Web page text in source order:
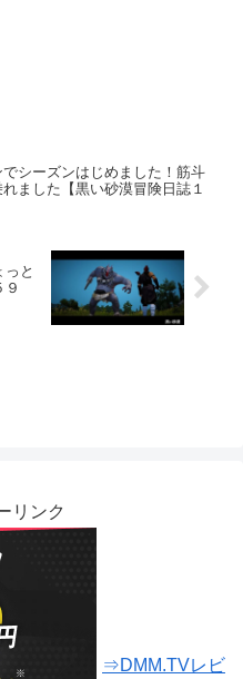
でシーズンはじめました！筋斗
ました【黒い砂漠冒険日誌１
と
リンク
⇒DMM.TVレビ